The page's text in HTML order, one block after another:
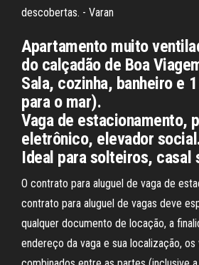
descobertas. - Varan
Apartamento muito
do calçadão de Boa
Sala, cozinha, banheiro e
para o mar).
Vaga de estacionamento,
eletrônico, elevador
Ideal para solteiros, casal
O contrato para aluguel de vaga de
contrato para aluguel de vagas deve
qualquer documento de locação, a
endereço da vaga e sua localização,